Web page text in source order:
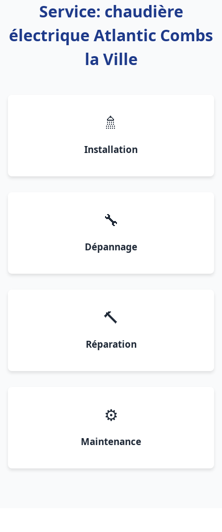
Service: chaudière
électrique Atlantic Combs
la Ville
🚿
Installation
🔧
Dépannage
🔨
Réparation
⚙️
Maintenance